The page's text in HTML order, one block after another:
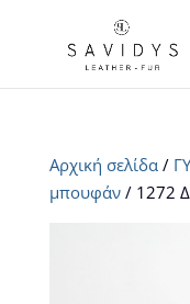
Αρχική σελίδα/
μπουφάν/ 1272